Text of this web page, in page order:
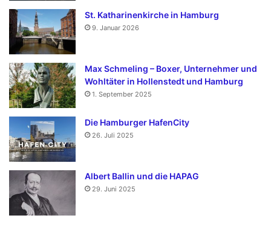
St. Katharinenkirche in Hamburg
9. Januar 2026
Max Schmeling – Boxer, Unternehmer und
Wohltäter in Hollenstedt und Hamburg
1. September 2025
Die Hamburger HafenCity
26. Juli 2025
Albert Ballin und die HAPAG
29. Juni 2025